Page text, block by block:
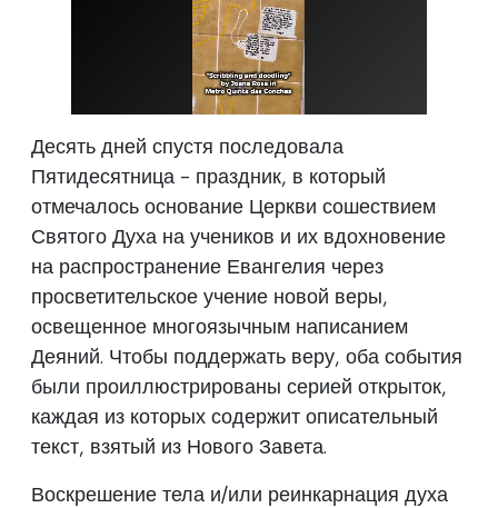
Десять дней спустя последовала
Пятидесятница - праздник, в который
отмечалось основание Церкви сошествием
Святого Духа на учеников и их вдохновение
на распространение Евангелия через
просветительское учение новой веры,
освещенное многоязычным написанием
Деяний. Чтобы поддержать веру, оба события
были проиллюстрированы серией открыток,
каждая из которых содержит описательный
текст, взятый из Нового Завета.
Воскрешение тела и/или реинкарнация духа